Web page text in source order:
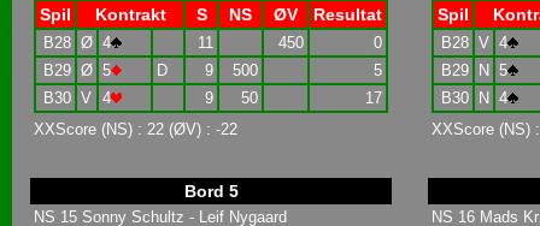
Spil Kontrakt S NS ØV Resultat
B28 Ø 4 11 450
0
B29 Ø 5 D 9 500
5
B30 V 4 9 50
17
XXScore (NS) : 22 (ØV) : -22
Spil
B28 V 4
B29
N 5
B30
N 4
XXScore (NS)
Bord 5
NS 15 Sonny Schultz - Leif Nygaard
NS 16 Mads